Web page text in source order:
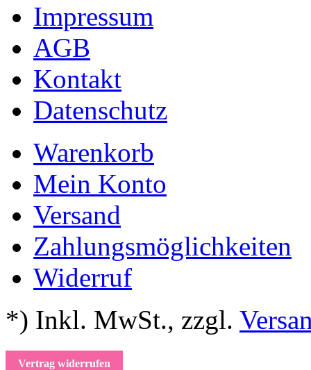
Impressum
AGB
Kontakt
Datenschutz
Warenkorb
Mein Konto
Versand
Zahlungsmöglichkeiten
Widerruf
*) Inkl. MwSt., zzgl.
Vertrag widerrufen